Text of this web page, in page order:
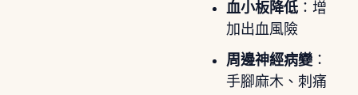
血小板降低：增
加出血風險
周邊神經病變：
手腳麻木、刺痛